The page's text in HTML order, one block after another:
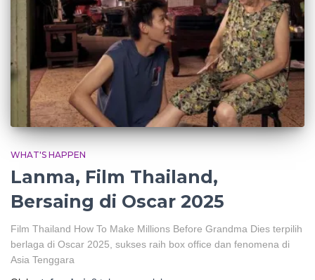
WHAT'S HAPPEN
Lanma, Film Thailand,
Bersaing di Oscar 2025
Film Thailand How To Make Millions Before Grandma Dies terpilih
berlaga di Oscar 2025, sukses raih box office dan fenomena di
Asia Tenggara